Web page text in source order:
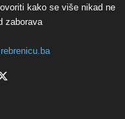
kako se više nikad ne
zaborava